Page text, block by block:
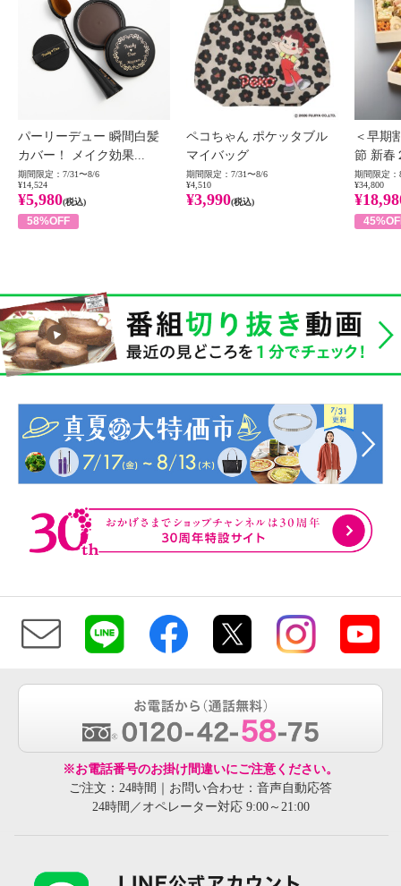
パーリーデュー 瞬間白髪
カバー！ メイク効果...
期間限定：7/31〜8/6
¥14,524
¥5,980(税込)
58%OFF
ペコちゃん ポケッタブル
マイバッグ
期間限定：7/31〜8/6
¥4,510
¥3,990(税込)
＜早期
節 新春
期間限定：
¥34,800
※お電話番号のお掛け間違いにご注意ください。
ご注文：24時間｜お問い合わせ：音声自動応答
24時間／オペレーター対応 9:00～21:00